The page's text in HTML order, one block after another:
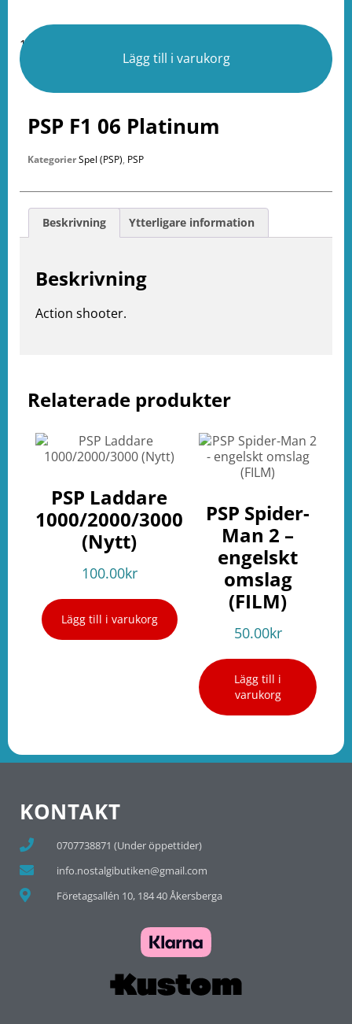
1 i lager
Lägg till i varukorg
Relaterade produkter
PSP Laddare
1000/2000/3000
(Nytt)
100.00kr
Lägg till i varukorg
PSP Spider-
Man 2 –
engelskt
omslag
(FILM)
50.00kr
Lägg till i
varukorg
PSP F1 06 Platinum
KategorierSpel (PSP), PSP
Beskrivning Ytterligare information
Beskrivning
Action shooter.
KONTAKT
0707738871 (Under öppettider)
info.nostalgibutiken@gmail.com
Företagsallén 10, 184 40 Åkersberga